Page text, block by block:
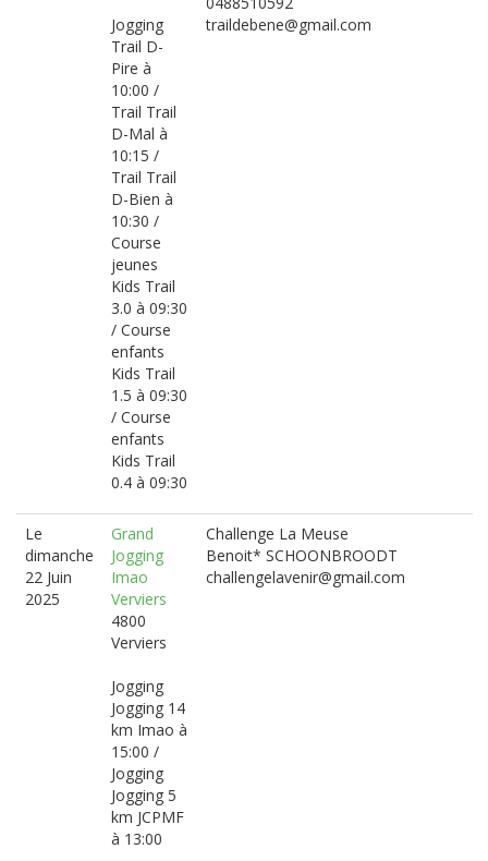
Jogging
Trail D-
Pire à
10:00 /
Trail Trail
D-Mal à
10:15 /
Trail Trail
D-Bien à
10:30 /
Course
jeunes
Kids Trail
3.0 à 09:30
/ Course
enfants
Kids Trail
1.5 à 09:30
/ Course
enfants
Kids Trail
0.4 à 09:30
traildebene@gmail.com
Le
dimanche
22 Juin
2025
Grand
Jogging
Imao
Verviers
4800
Verviers
Jogging
Jogging 14
km Imao à
15:00 /
Jogging
Jogging 5
km JCPMF
à 13:00
Challenge La Meuse
Benoit* SCHOONBROODT
challengelavenir@gmail.com